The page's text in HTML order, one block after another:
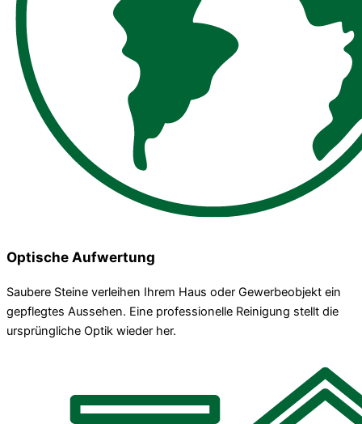
Optische Aufwertung
Saubere Steine verleihen Ihrem Haus oder Gewerbeobjekt ein
gepflegtes Aussehen. Eine professionelle Reinigung stellt die
ursprüngliche Optik wieder her.